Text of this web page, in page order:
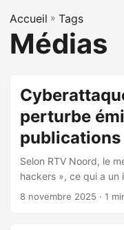
Accueil » Tags
Médias
perturbe
publications
Selon RTV Noord, le
hackers », ce qui a
diffusion et de
8 novembre 2025 · 1